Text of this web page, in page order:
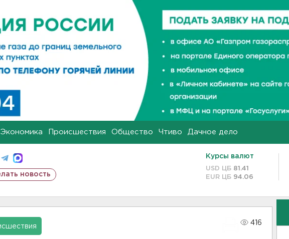
Экономика Происшествия Общество Чтиво Дачное дело
новость
Курсы валют
USD ЦБ 81.41
EUR ЦБ 94.06
416